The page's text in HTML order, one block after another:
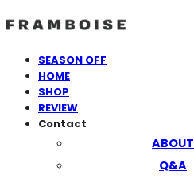
SEASON OFF
HOME
SHOP
REVIEW
Contact
ABOUT
Q&A